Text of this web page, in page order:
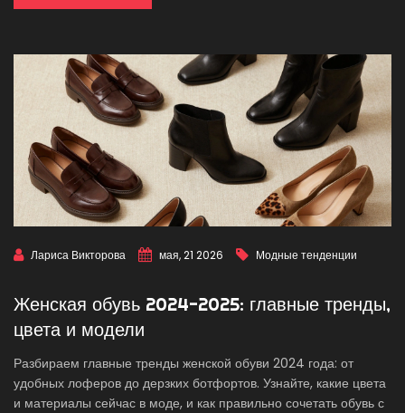
Лариса Викторова мая, 21 2026 Модные тенденции
Женская обувь 2024-2025: главные тренды,
цвета и модели
Разбираем главные тренды женской обуви 2024 года: от
удобных лоферов до дерзких ботфортов. Узнайте, какие цвета
и материалы сейчас в моде, и как правильно сочетать обувь с